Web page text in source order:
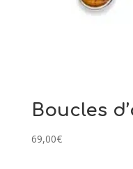
Boucles
69,00€